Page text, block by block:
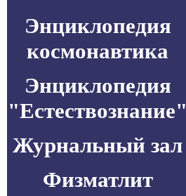
Энциклопедия
космонавтика
Энциклопедия
"Естествознание"
Журнальный зал
Физматлит